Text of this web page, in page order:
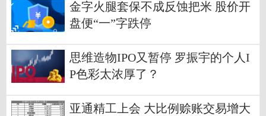
金字火腿套保不成反蚀把米 股价开
盘便“一”字跌停
思维造物IPO又暂停 罗振宇的个人I
P色彩太浓厚了？
亚通精工上会 大比例赊账交易增大